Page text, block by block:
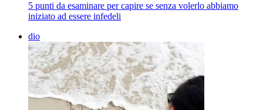
5 punti da esaminare per capire se senza volerlo abbiamo
iniziato ad essere infedeli
dio